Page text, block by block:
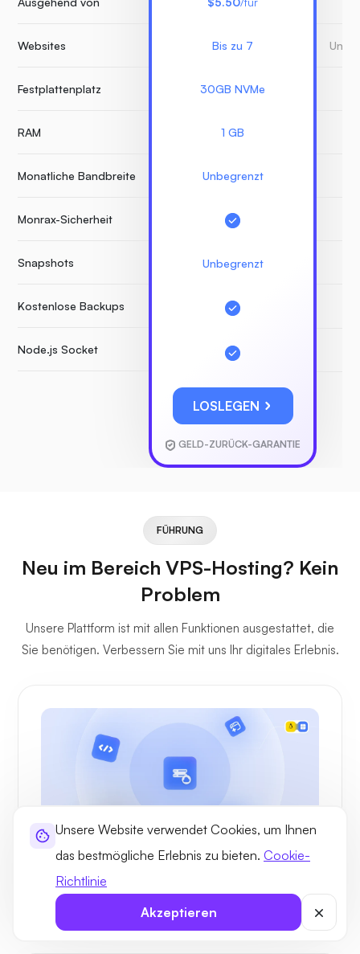
Unsere Website verwendet Cookies, um Ihnen
das bestmögliche Erlebnis zu bieten. Cookie-
Richtlinie
Akzeptieren
Websites
Festplattenplatz
RAM
Monatliche Bandbreite
Monrax-Sicherheit
Snapshots
Kostenlose Backups
Node.js Socket
Bis zu 7
30GB NVMe
1 GB
Unbegrenzt
Unbegrenzt
LOSLEGEN
GELD-ZURÜCK-GARANTIE
FÜHRUNG
Neu im Bereich VPS-Hosting? Kein
Problem
Unsere Plattform ist mit allen Funktionen ausgestattet, die
Sie benötigen. Verbessern Sie mit uns Ihr digitales Erlebnis.
Anwendungsfälle
Anwendungsfälle und Zweck von Managed
Bahrain VPS Hosting